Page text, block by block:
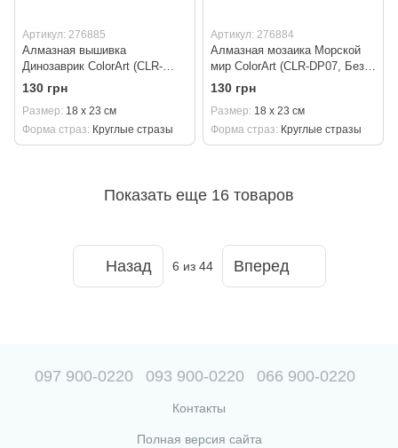
Артикул: 276885
Алмазная вышивка
Динозаврик ColorArt (CLR-
DP08, Без подрамника) 18 х
130 грн
Размер 18 х 23 см
Форма страз
Круглые стразы
Артикул: 276884
Алмазная мозаика Морской
мир ColorArt (CLR-DP07, Без
подрамника) 18 х 23 см
130 грн
Размер 18 х 23 см
Форма страз
Круглые стразы
Показать еще 16 товаров
Назад 6 из 44 Вперед
097 900-0220 093 900-0220 066 900-0220
Контакты
Полная версия сайта